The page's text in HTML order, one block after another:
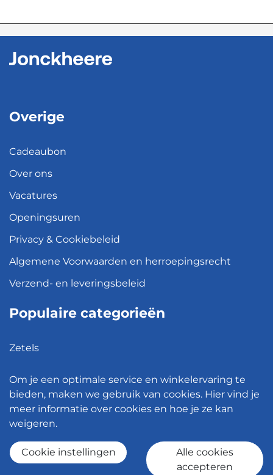
Overige
Cadeaubon
Over ons
Vacatures
Openingsuren
Privacy & Cookiebeleid
Algemene Voorwaarden en herroepingsrecht
Verzend- en leveringsbeleid
Populaire categorieën
Zetels
Hanglampen
Bureaustoelen
Om je een optimale service en winkelervaring te
bieden, maken we gebruik van cookies. Hier vind je
meer informatie over cookies en hoe je ze kan
weigeren.
Cookie instellingen
Alle cookies
accepteren